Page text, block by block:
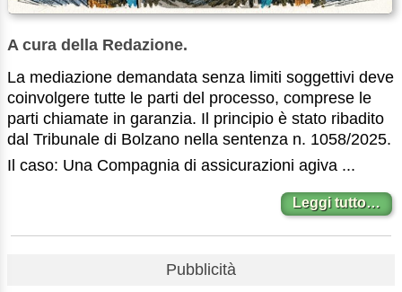
A cura della Redazione.
La mediazione demandata senza limiti soggettivi deve
coinvolgere tutte le parti del processo, comprese le
parti chiamate in garanzia. Il principio è stato ribadito
dal Tribunale di Bolzano nella sentenza n. 1058/2025.
Il caso: Una Compagnia di assicurazioni agiva ...
Leggi tutto…
Pubblicità